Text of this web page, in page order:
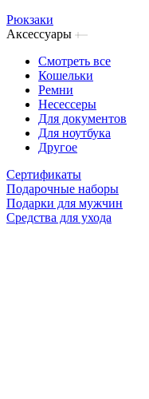
Рюкзаки
Аксессуары
Смотреть все
Кошельки
Ремни
Несессеры
Для документов
Для ноутбука
Другое
Сертификаты
Подарочные наборы
Подарки для мужчин
Средства для ухода